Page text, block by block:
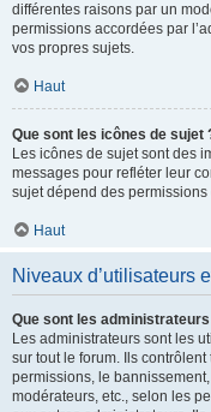
différentes raisons par un
permissions accordées par
vos propres sujets.
Haut
Que sont les icônes de sujet
Les icônes de sujet sont des
messages pour refléter leur
sujet dépend des permissions
Haut
Niveaux d’utilisateurs
Que sont les
Les administrateurs sont les
sur tout le forum. Ils
permissions, le
modérateurs, etc., selon les